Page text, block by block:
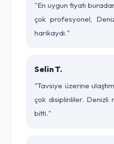
"En uygun fiyatı
çok profesyonel,
harikaydı."
Selin T.
"Tavsiye üzerine
çok disiplinliler. Denizli
bitti."